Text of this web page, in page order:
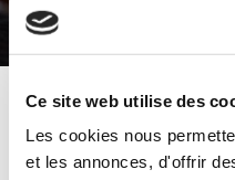
Ce site web utilise des
Les cookies nous
et les annonces, d'offrir